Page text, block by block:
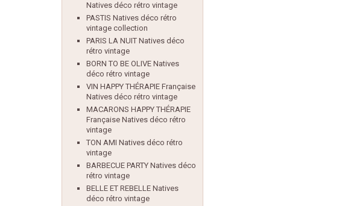
Natives déco rétro vintage
PASTIS Natives déco rétro
vintage collection
PARIS LA NUIT Natives déco
rétro vintage
BORN TO BE OLIVE Natives
déco rétro vintage
VIN HAPPY THÉRAPIE Française
Natives déco rétro vintage
MACARONS HAPPY THÉRAPIE
Française Natives déco rétro
vintage
TON AMI Natives déco rétro
vintage
BARBECUE PARTY Natives déco
rétro vintage
BELLE ET REBELLE Natives
déco rétro vintage